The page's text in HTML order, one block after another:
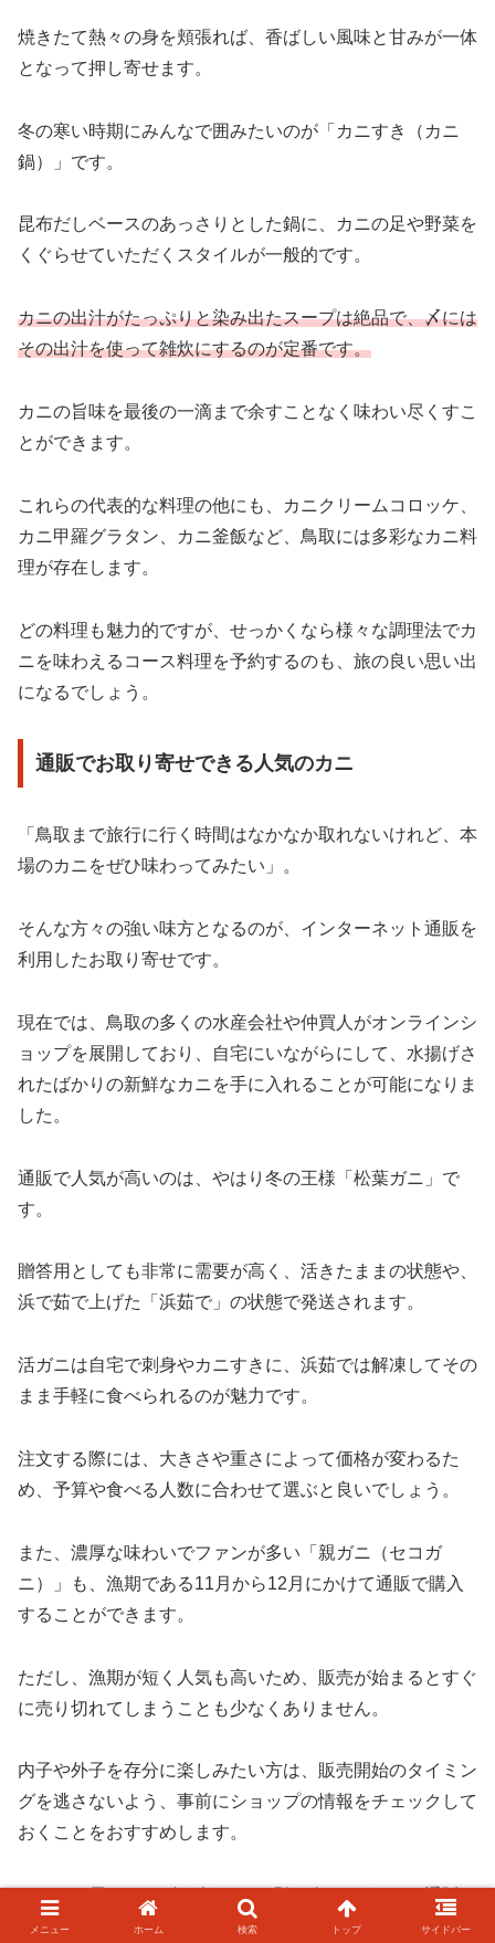
焼きたて熱々の身を頬張れば、香ばしい風味と甘みが一体
となって押し寄せます。
冬の寒い時期にみんなで囲みたいのが「カニすき（カニ
鍋）」です。
昆布だしベースのあっさりとした鍋に、カニの足や野菜を
くぐらせていただくスタイルが一般的です。
カニの出汁がたっぷりと染み出たスープは絶品で、〆には
その出汁を使って雑炊にするのが定番です。
カニの旨味を最後の一滴まで余すことなく味わい尽くすこ
とができます。
これらの代表的な料理の他にも、カニクリームコロッケ、
カニ甲羅グラタン、カニ釜飯など、鳥取には多彩なカニ料
理が存在します。
どの料理も魅力的ですが、せっかくなら様々な調理法でカ
ニを味わえるコース料理を予約するのも、旅の良い思い出
になるでしょう。
通販でお取り寄せできる人気のカニ
「鳥取まで旅行に行く時間はなかなか取れないけれど、本
場のカニをぜひ味わってみたい」。
そんな方々の強い味方となるのが、インターネット通販を
利用したお取り寄せです。
現在では、鳥取の多くの水産会社や仲買人がオンラインシ
ョップを展開しており、自宅にいながらにして、水揚げさ
れたばかりの新鮮なカニを手に入れることが可能になりま
した。
通販で人気が高いのは、やはり冬の王様「松葉ガニ」で
す。
贈答用としても非常に需要が高く、活きたままの状態や、
浜で茹で上げた「浜茹で」の状態で発送されます。
活ガニは自宅で刺身やカニすきに、浜茹では解凍してその
まま手軽に食べられるのが魅力です。
注文する際には、大きさや重さによって価格が変わるた
め、予算や食べる人数に合わせて選ぶと良いでしょう。
また、濃厚な味わいでファンが多い「親ガニ（セコガ
ニ）」も、漁期である11月から12月にかけて通販で購入
することができます。
ただし、漁期が短く人気も高いため、販売が始まるとすぐ
に売り切れてしまうことも少なくありません。
内子や外子を存分に楽しみたい方は、販売開始のタイミン
グを逃さないよう、事前にショップの情報をチェックして
おくことをおすすめします。
そして、長いシーズン楽しめる「紅ズワイガニ」も通販の
定番商品です。
メニュー ホーム 検索 トップ サイドバー